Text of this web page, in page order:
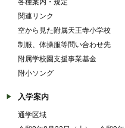
各種案内・規定
関連リンク
空から見た附属天王寺小学校
制服、体操服等問い合わせ先
附属学校園支援事業基金
附小ソング
入学案内
通学区域